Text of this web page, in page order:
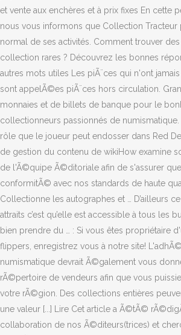
et vente aux enchères et à prix fixes En cette
nous vous informons que Collection Tracteur
normal de ses activités. Comment trouver
collection rares ? Découvrez les bonnes
autres mots utiles Les piÃ¨ces qui n'ont
sont appelÃ©es piÃ¨ces hors circulation.
monnaies et de billets de banque pour le
collectionneurs passionnés de
rôle que le joueur peut endosser dans Red
de gestion du contenu de wikiHow examine
de l'Ã©quipe Ã©ditoriale afin de s'assurer
conformitÃ© avec nos standards de haute
Collectionne les autographes et … D’ailleurs
attraits c’est qu’elle est accessible à tous les
bien prendre du … : Si vous êtes propriétaire
flippers, enregistrez vous à notre site!
numismatique devrait Ã©galement vous
rÃ©pertoire de vendeurs afin que vous
votre rÃ©gion. Des collections entières
une valeur [...] Lire Cet article a Ã©tÃ©
collaboration de nos Ã©diteurs(trices) et